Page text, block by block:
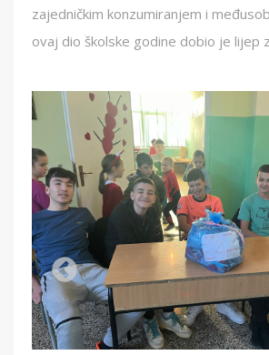
zajedničkim konzumiranjem i
ovaj dio školske godine dobio je lijep